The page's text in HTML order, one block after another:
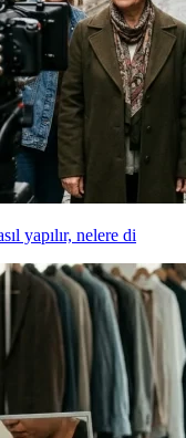
yapılır, nelere di